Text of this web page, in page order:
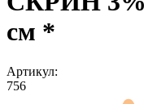
см *
Артикул:
756